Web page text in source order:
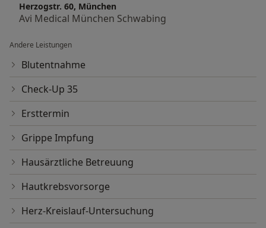
Herzogstr. 60, München
Avi Medical München Schwabing
Andere Leistungen
Blutentnahme
Check-Up 35
Ersttermin
Grippe Impfung
Hausärztliche Betreuung
Hautkrebsvorsorge
Herz-Kreislauf-Untersuchung